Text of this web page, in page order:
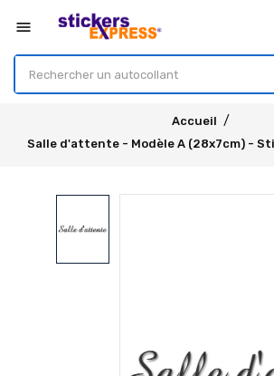
menu
Accueil
Salle d'attente - Modèle A (28x7cm) -